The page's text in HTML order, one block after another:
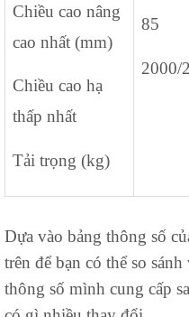
Chiều cao nâng
cao nhất (mm)
Chiều cao hạ
thấp nhất
Tải trọng (kg)
85
2000/
Dựa vào bảng thông số
trên để bạn có thể so
thông số mình cung cấp